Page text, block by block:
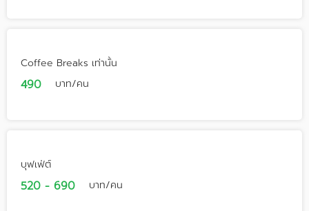
Coffee Breaks เท่านั้น
490 บาท/คน
บุฟเฟ่ต์
520 - 690 บาท/คน